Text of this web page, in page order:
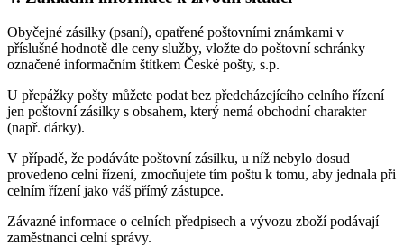
Obyčejné zásilky (psaní), opatřené poštovními známkami v
příslušné hodnotě dle ceny služby, vložte do poštovní schránky
označené informačním štítkem České pošty, s.p.
U přepážky pošty můžete podat bez předcházejícího celního řízení
jen poštovní zásilky s obsahem, který nemá obchodní charakter
(např. dárky).
V případě, že podáváte poštovní zásilku, u níž nebylo dosud
provedeno celní řízení, zmocňujete tím poštu k tomu, aby jednala při
celním řízení jako váš přímý zástupce.
Závazné informace o celních předpisech a vývozu zboží podávají
zaměstnanci celní správy.